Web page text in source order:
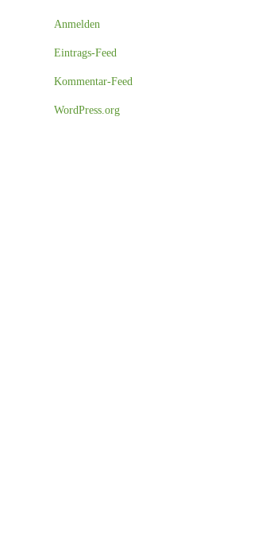
Anmelden
Eintrags-Feed
Kommentar-Feed
WordPress.org